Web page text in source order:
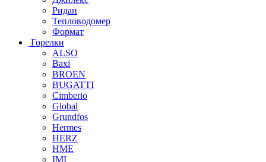
Ридан
Тепловодомер
Формат
Горелки
ALSO
Baxi
BROEN
BUGATTI
Cimberio
Global
Grundfos
Hermes
HERZ
HME
IMI